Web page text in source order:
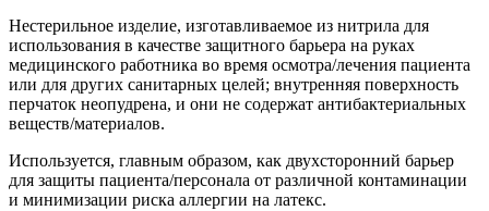
Нестерильное изделие, изготавливаемое из нитрила для
использования в качестве защитного барьера на руках
медицинского работника во время осмотра/лечения пациента
или для других санитарных целей; внутренняя поверхность
перчаток неопудрена, и они не содержат антибактериальных
веществ/материалов.
Используется, главным образом, как двухсторонний барьер
для защиты пациента/персонала от различной контаминации
и минимизации риска аллергии на латекс.